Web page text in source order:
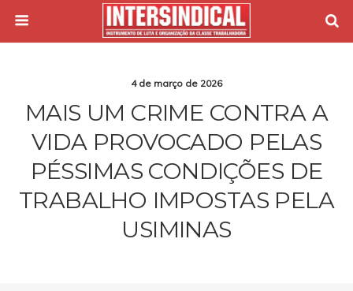
4 de março de 2026
MAIS UM CRIME CONTRA A
VIDA PROVOCADO PELAS
PÉSSIMAS CONDIÇÕES DE
TRABALHO IMPOSTAS PELA
USIMINAS